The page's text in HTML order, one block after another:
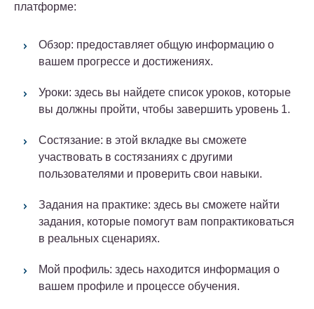
платформе:
Обзор: предоставляет общую информацию о
вашем прогрессе и достижениях.
Уроки: здесь вы найдете список уроков, которые
вы должны пройти, чтобы завершить уровень 1.
Состязание: в этой вкладке вы сможете
участвовать в состязаниях с другими
пользователями и проверить свои навыки.
Задания на практике: здесь вы сможете найти
задания, которые помогут вам попрактиковаться
в реальных сценариях.
Мой профиль: здесь находится информация о
вашем профиле и процессе обучения.